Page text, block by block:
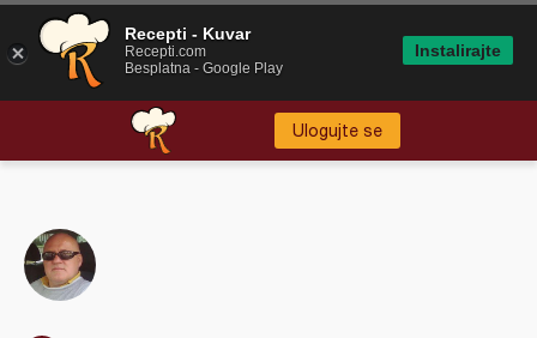
Ulogujte se
Recepti - Kuvar
Recepti.com
Besplatna - Google Play
Instalirajte